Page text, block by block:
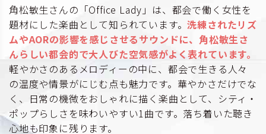
角松敏生さんの「Office Lady」は、都会で働く女性を
題材にした楽曲として知られています。洗練されたリズ
ムやAORの影響を感じさせるサウンドに、角松敏生さ
んらしい都会的で大人びた空気感がよく表れています。
軽やかさのあるメロディーの中に、都会で生きる人々
の温度や情景がにじむ点も魅力です。華やかさだけでな
く、日常の機微をおしゃれに描く楽曲として、シティ・
ポップらしさを味わいやすい1曲です。落ち着いた聴き
心地も印象に残ります。